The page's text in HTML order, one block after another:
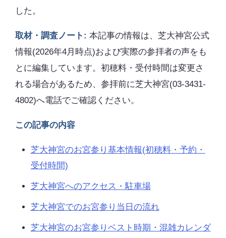
した。
取材・調査ノート: 本記事の情報は、芝大神宮公式
情報(2026年4月時点)および実際の参拝者の声をも
とに編集しています。初穂料・受付時間は変更さ
れる場合があるため、参拝前に芝大神宮(03-3431-
4802)へ電話でご確認ください。
この記事の内容
芝大神宮のお宮参り基本情報(初穂料・予約・
受付時間)
芝大神宮へのアクセス・駐車場
芝大神宮でのお宮参り当日の流れ
芝大神宮のお宮参りベスト時期・混雑カレンダ